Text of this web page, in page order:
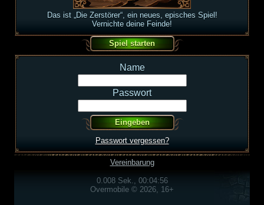
Das ist „Die Zerstörer“, ein neues, episches Spiel!
Vernichte deine Feinde!
Name
Passwort
Passwort vergessen?
Vereinbarung
0.008 Sek., 00:04:56
Overmobile © 2026, 16+